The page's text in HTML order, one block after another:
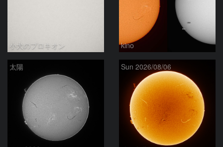
小犬のプロキオン kino
太陽 Sun 2026/08/06